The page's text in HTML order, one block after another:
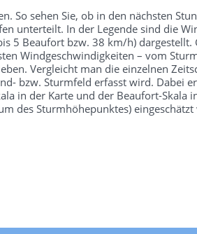
So sehen Sie, ob in den nächsten
unterteilt. In der Legende sind die
5 Beaufort bzw. 38 km/h) dargestellt.
Windgeschwindigkeiten – vom
Vergleicht man die einzelnen
bzw. Sturmfeld erfasst wird. Dabei
in der Karte und der Beaufort-Skala
des Sturmhöhepunktes) eingeschätzt